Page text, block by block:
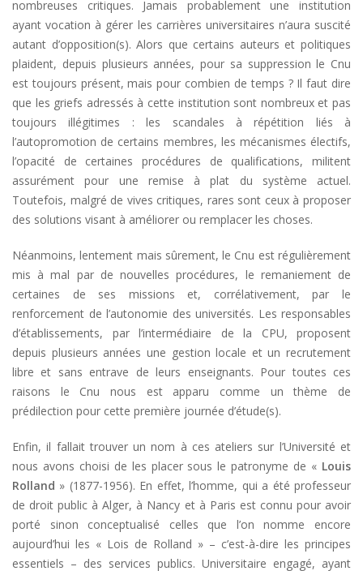
nombreuses critiques. Jamais probablement une institution
ayant vocation à gérer les carrières universitaires n’aura suscité
autant d’opposition(s). Alors que certains auteurs et politiques
plaident, depuis plusieurs années, pour sa suppression le Cnu
est toujours présent, mais pour combien de temps ? Il faut dire
que les griefs adressés à cette institution sont nombreux et pas
toujours illégitimes : les scandales à répétition liés à
l’autopromotion de certains membres, les mécanismes électifs,
l’opacité de certaines procédures de qualifications, militent
assurément pour une remise à plat du système actuel.
Toutefois, malgré de vives critiques, rares sont ceux à proposer
des solutions visant à améliorer ou remplacer les choses.
Néanmoins, lentement mais sûrement, le Cnu est régulièrement
mis à mal par de nouvelles procédures, le remaniement de
certaines de ses missions et, corrélativement, par le
renforcement de l’autonomie des universités. Les responsables
d’établissements, par l’intermédiaire de la CPU, proposent
depuis plusieurs années une gestion locale et un recrutement
libre et sans entrave de leurs enseignants. Pour toutes ces
raisons le Cnu nous est apparu comme un thème de
prédilection pour cette première journée d’étude(s).
Enfin, il fallait trouver un nom à ces ateliers sur l’Université et
nous avons choisi de les placer sous le patronyme de « Louis
Rolland » (1877-1956). En effet, l’homme, qui a été professeur
de droit public à Alger, à Nancy et à Paris est connu pour avoir
porté sinon conceptualisé celles que l’on nomme encore
aujourd’hui les « Lois de Rolland » – c’est-à-dire les principes
essentiels – des services publics. Universitaire engagé, ayant